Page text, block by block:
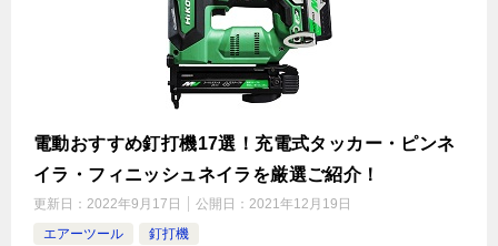
電動おすすめ釘打機17選！充電式タッカー・ピンネ
イラ・フィニッシュネイラを厳選ご紹介！
更新日： 2022年9月17日 公開日： 2021年12月19日
エアーツール
釘打機